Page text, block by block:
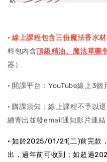
•線上課程包含三份魔法香水
料包內含頂級精油、魔法草藥
器）
• 開課平台：YouTube線上3個
• 購課須知：線上課程不予以
續寄出並發email通知影片連結
•如於2025/01/21(二)前完款
出，過年前可收到；如超過